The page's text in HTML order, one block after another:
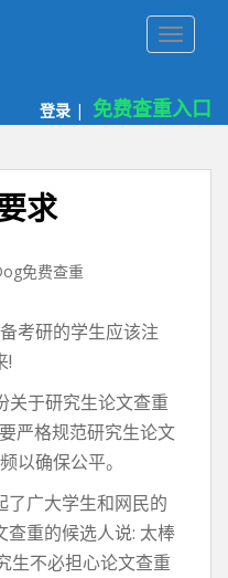
登录 | 免费查重入口
求
免费查重
考研的学生应该注
!
关于研究生论文查重
严格规范研究生论文
以确保公平。
了广大学生和网民的
查重的候选人说: 太棒
生不必担心论文查重